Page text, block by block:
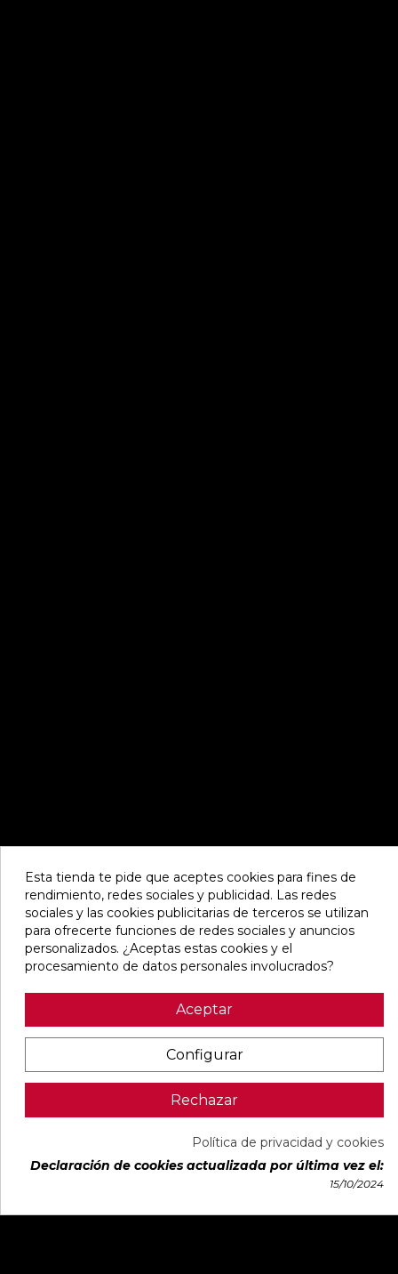
Esta tienda te pide que aceptes cookies para fines de
rendimiento, redes sociales y publicidad. Las redes
sociales y las cookies publicitarias de terceros se utilizan
para ofrecerte funciones de redes sociales y anuncios
personalizados. ¿Aceptas estas cookies y el
procesamiento de datos personales involucrados?
Aceptar
Configurar
Rechazar
Política de privacidad y cookies
Declaración de cookies actualizada por última vez el:
15/10/2024